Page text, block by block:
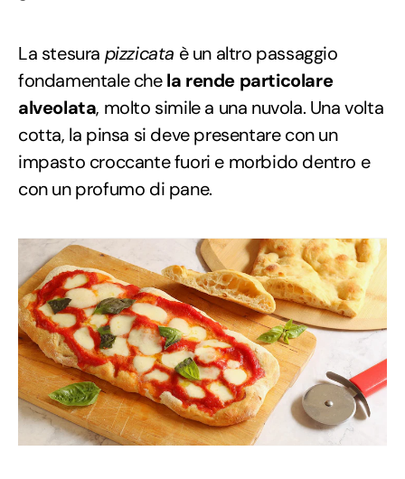
La stesura pizzicata è un altro passaggio
fondamentale chela rende particolare
alveolata, molto simile a una nuvola. Una volta
cotta, la pinsa si deve presentare con un
impasto croccante fuori e morbido dentro e
con un profumo di pane.